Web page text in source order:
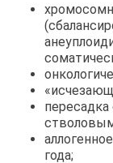
пересадка
года;